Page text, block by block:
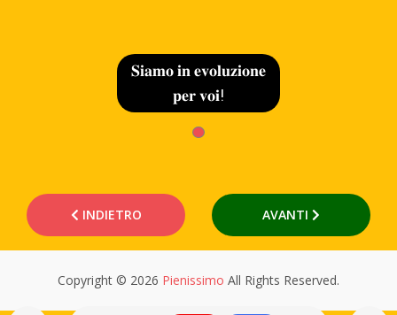
𝐒𝐢𝐚𝐦𝐨 𝐢𝐧 𝐞𝐯𝐨𝐥𝐮𝐳𝐢𝐨𝐧𝐞
𝐩𝐞𝐫 𝐯𝐨𝐢!
INDIETRO AVANTI
Copyright © 2026 Pienissimo All Rights Reserved.